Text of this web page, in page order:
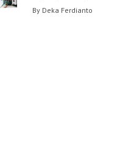
By Deka Ferdianto